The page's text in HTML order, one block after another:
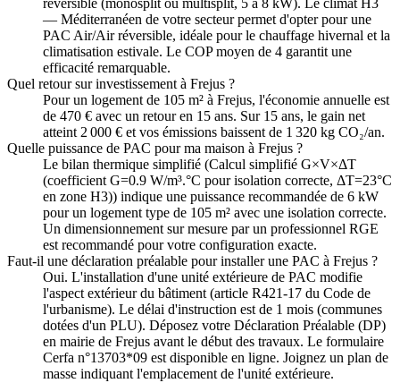
réversible (monosplit ou multisplit, 5 à 8 kW). Le climat H3
— Méditerranéen de votre secteur permet d'opter pour une
PAC Air/Air réversible, idéale pour le chauffage hivernal et la
climatisation estivale. Le COP moyen de 4 garantit une
efficacité remarquable.
Quel retour sur investissement à Frejus ?
Pour un logement de 105 m² à Frejus, l'économie annuelle est
de 470 € avec un retour en 15 ans. Sur 15 ans, le gain net
atteint 2 000 € et vos émissions baissent de 1 320 kg CO₂/an.
Quelle puissance de PAC pour ma maison à Frejus ?
Le bilan thermique simplifié (Calcul simplifié G×V×ΔT
(coefficient G=0.9 W/m³.°C pour isolation correcte, ΔT=23°C
en zone H3)) indique une puissance recommandée de 6 kW
pour un logement type de 105 m² avec une isolation correcte.
Un dimensionnement sur mesure par un professionnel RGE
est recommandé pour votre configuration exacte.
Faut-il une déclaration préalable pour installer une PAC à Frejus ?
Oui. L'installation d'une unité extérieure de PAC modifie
l'aspect extérieur du bâtiment (article R421-17 du Code de
l'urbanisme). Le délai d'instruction est de 1 mois (communes
dotées d'un PLU). Déposez votre Déclaration Préalable (DP)
en mairie de Frejus avant le début des travaux. Le formulaire
Cerfa n°13703*09 est disponible en ligne. Joignez un plan de
masse indiquant l'emplacement de l'unité extérieure.